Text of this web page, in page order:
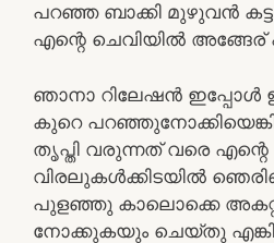
പറഞ്ഞ ബാക്കി മുഴുവൻ
എന്റെ ചെവിയിൽ
ഞാനാ റിലേഷൻ ഇപ്പോൾ
കുറെ
തൃപ്തി വരുന്നത് വരെ
വിരലുകൾക്കിടയിൽ
പുളഞ്ഞു കാലൊക്കെ
നോക്കുകയും ചെയ്തു